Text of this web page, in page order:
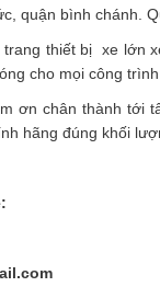
quận bình chánh.
thiết bị xe lớn
cho mọi công
ơn chân thành tới
hãng đúng khối